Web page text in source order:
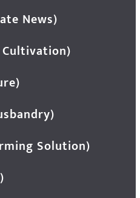
News)
Solution)